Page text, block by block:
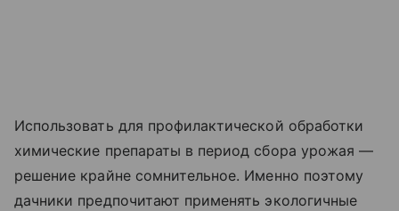
Использовать для профилактической обработки
химические препараты в период сбора урожая —
решение крайне сомнительное. Именно поэтому
дачники предпочитают применять экологичные